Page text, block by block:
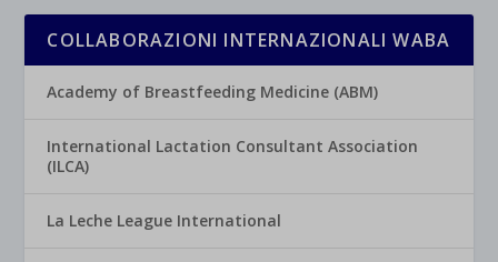
COLLABORAZIONI INTERNAZIONALI WABA
Academy of Breastfeeding Medicine (ABM)
International Lactation Consultant Association
(ILCA)
La Leche League International